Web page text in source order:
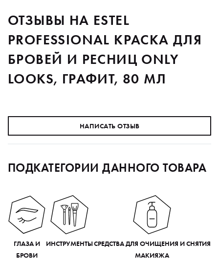
ОТЗЫВЫ НА ESTEL
PROFESSIONAL КРАСКА ДЛЯ
БРОВЕЙ И РЕСНИЦ ONLY
LOOKS, ГРАФИТ, 80 МЛ
НАПИСАТЬ ОТЗЫВ
ПОДКАТЕГОРИИ ДАННОГО ТОВАРА
ГЛАЗА И
БРОВИ
ИНСТРУМЕНТЫСРЕДСТВА ДЛЯ ОЧИЩЕНИЯ И СНЯТИЯ
МАКИЯЖА